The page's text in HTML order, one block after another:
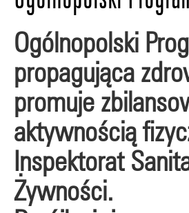
Ogólnopolski
propagująca
promuje
aktywnością
Inspektorat
Żywności.